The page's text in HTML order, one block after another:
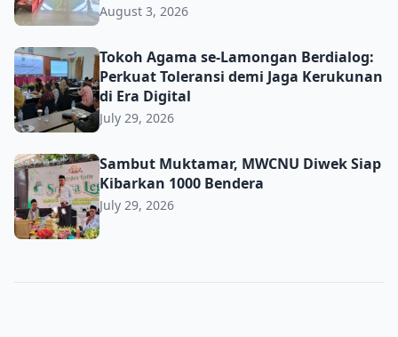
August 3, 2026
Tokoh Agama se-Lamongan Berdialog: Perkuat
Tokoh Agama se-Lamongan Berdialog:
Perkuat Toleransi demi Jaga Kerukunan
di Era Digital
July 29, 2026
Sambut Muktamar, MWCNU Diwek Siap Kibarkan 1000
Sambut Muktamar, MWCNU Diwek Siap
Kibarkan 1000 Bendera
July 29, 2026